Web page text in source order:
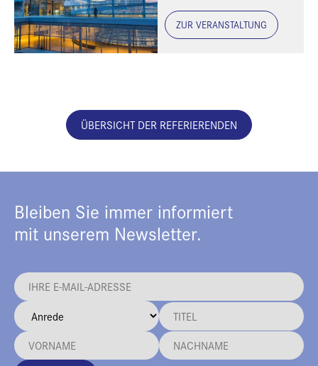
ZUR VERANSTALTUNG
ÜBERSICHT DER REFERIERENDEN
Bleiben Sie immer informiert
mit unserem Newsletter.